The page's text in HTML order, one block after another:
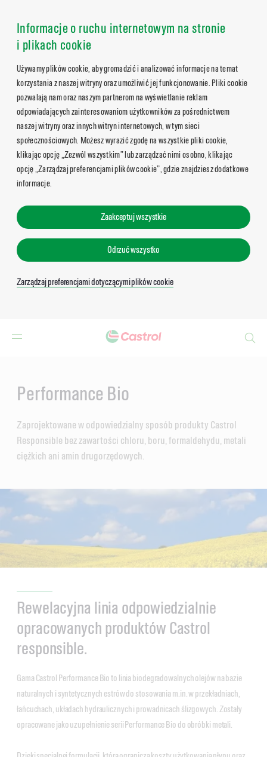
Informacje o ruchu internetowym na stronie
i plikach cookie
Używamy plików cookie, aby gromadzić i analizować informacje na temat
korzystania z naszej witryny oraz umożliwić jej funkcjonowanie. Pliki cookie
pozwalają nam oraz naszym partnerom na wyświetlanie reklam
odpowiadających zainteresowaniom użytkowników za pośrednictwem
naszej witryny oraz innych witryn internetowych, w tym sieci
społecznościowych. Możesz wyrazić zgodę na wszystkie pliki cookie,
klikając opcję „Zezwól wszystkim” lub zarządzać nimi osobno, klikając
opcję „Zarządzaj preferencjami plików cookie”, gdzie znajdziesz dodatkowe
informacje.
Zaakceptuj wszystkie
Odrzuć wszystko
Zarządzaj preferencjami dotyczącymi plików cookie
Performance Bio
Zaprojektowane w odpowiedzialny sposób produkty Castrol
Responsible bez zawartości chloru, boru, formaldehydu, metali
ciężkich ani amin drugorzędowych.
Rewelacyjna linia odpowiedzialnie
opracowanych produktów Castrol
responsible.
Gama Castrol Performance Bio to linia biodegradowalnych olejów na bazie
naturalnych i syntetycznych estrów do stosowania m.in. w przekładniach,
łańcuchach, układach hydraulicznych i prowadnicach ślizgowych. Zostały
opracowane jako uzupełnienie serii Performance Bio do obróbki metali.